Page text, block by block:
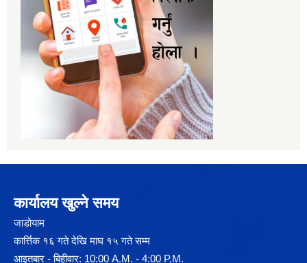
कार्यालय खुल्ने समय
जाडोयाम
कार्त्तिक १६ गते देखि माघ १५ गते सम्म
आइतबार - बिहीवार: 10:00 A.M. - 4:00 P.M.